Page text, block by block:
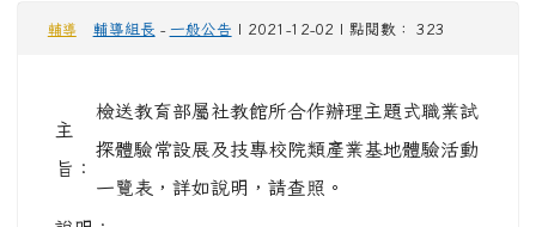
輔導 輔導組長 - 一般公告 | 2021-12-02 | 點閱數： 323
主
旨：
檢送教育部屬社教館所合作辦理主題式職業試
探體驗常設展及技專校院類產業基地體驗活動
一覽表，詳如說明，請查照。